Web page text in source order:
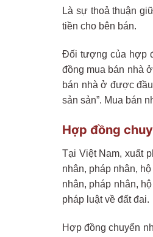
Là sự thoả thuận
tiền cho bên bán.
Đối tượng của hợp
đồng mua bán nhà
bán nhà ở được
sản sản”. Mua bán
Hợp đồng
Tại Việt Nam, xuất
nhân, pháp nhân,
nhân, pháp nhân,
pháp luật về đất đai.
Hợp đồng chuyển